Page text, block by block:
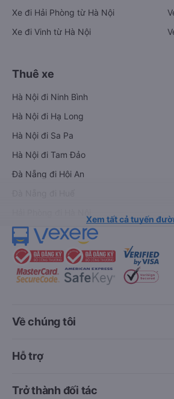
Xe đi Hải Phòng từ Hà Nội
Xe đi Vinh từ Hà Nội
Thuê xe
Hà Nội đi Ninh Bình
Hà Nội đi Hạ Long
Hà Nội đi Sa Pa
Hà Nội đi Tam Đảo
Đà Nẵng đi Hội An
Xem tất cả tuyến
Về chúng tôi
Hỗ trợ
Trở thành đối tác